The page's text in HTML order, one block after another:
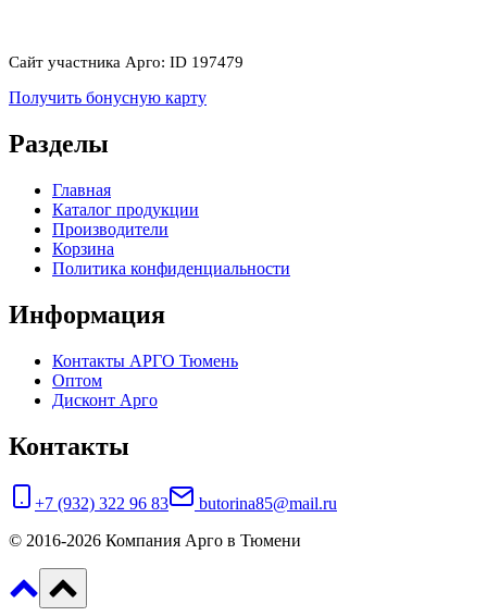
Сайт участника Арго: ID 197479
Получить бонусную карту
Разделы
Главная
Каталог продукции
Производители
Корзина
Политика конфиденциальности
Информация
Контакты АРГО Тюмень
Оптом
Дисконт Арго
Контакты
+7 (932) 322 96 83
butorina85@mail.ru
© 2016-2026 Компания Арго в Тюмени